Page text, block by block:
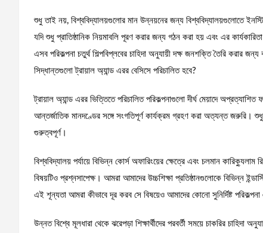
শুধু তাই নয়, বিশ্ববিদ্যালয়গুলোর মান উন্নয়নের জন্য বিশ্ববিদ্যালয়গুলোতে
যদি শুধু প্রাতিষ্ঠানিক নিয়মাবলি পূরণ করার জন্য গঠন করা হয় এবং এর
এসব পরিকল্পনা চতুর্থ শিল্পবিপ্লবের চাহিদা অনুযায়ী দক্ষ জনশক্তি তৈরি করার
সিদ্ধান্তগুলো ট্রায়াল অ্যান্ড এরর বেসিসে পরিচালিত হবে?
ট্রায়াল অ্যান্ড এরর ভিত্তিতে পরিচালিত পরিকল্পনাগুলো দীর্ঘ মেয়াদে
আন্তর্জাতিক মানদণ্ডের সঙ্গে সংগতিপূর্ণ কার্যক্রম গ্রহণ করা অত্যন্ত জরুরি।
গুরুত্বপূর্ণ।
বিশ্ববিদ্যালয় পর্যায়ে বিভিন্ন কোর্স অফারিংয়ের ক্ষেত্রে এবং চলমান
বিষয়টিও প্রশ্নসাপেক্ষ। আমরা আমাদের উচ্চশিক্ষা প্রতিষ্ঠানগুলোকে বিভিন্ন
এই শূন্যতা আমরা কীভাবে দূর করব সে বিষয়েও আমাদের কোনো সুনির্দিষ্ট
উন্নত বিশ্বে মূলধারা থেকে ঝরেপড়া শিক্ষার্থীদের পরবর্তী সময়ে চাকরির চাহিদা